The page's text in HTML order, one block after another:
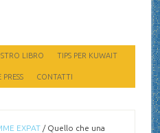
LIBRO TIPS PER KUWAIT
CONTATTI
EXPAT /Quello che una